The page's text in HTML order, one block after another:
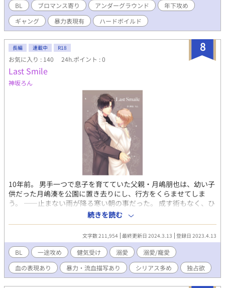
BL ブロマンス寄り アンダーグラウンド
年下攻め
ギャング
暴力表現有 ハードボイルド
8
長編 連載中 R18
お気に入り : 140 24h.ポイント : 0
Last Smile
神坂ろん
10年前。 男手一つで息子を育てていた父親・月嶋朋也は、幼い子
供だった月嶋湊を公園に置き去りにし、行方をくらませてしま
う。 ――止まない雨が降る寒い朝の事だった。 成す術もなく、ひ
たすらに父親を待つ湊の前に、端正な顔立ちをした１人の少年が
現れる。 これこそが、後に二人の運命を大きく変える事となる月
嶋湊と、久堂龍司の出会いだった―――。 「湊…俺がお前を幸せ
にする。誰よりも…誰よりも幸せに、大切にする…」 差し出され
る手をとり、湊を孤独から救ってくれた龍司。 そして、同時に暴
かれていく朋也の異常な嗜好と龍司の過去、湊の失われた悲しみ
の記憶とは―…？ 胸が苦しくなるほど切なくて甘くて苦しい、心
から惹かれあった２人の運命は―――‥‥ ＊
続きを読む
文字数 211,954 最終更新日 2024.3.13 登録日 2023.4.13
BL 一途攻め 健気受け 溺愛
溺愛/寵愛
血の表現あり
暴力・流血描写あり シリアス多め 独占欲